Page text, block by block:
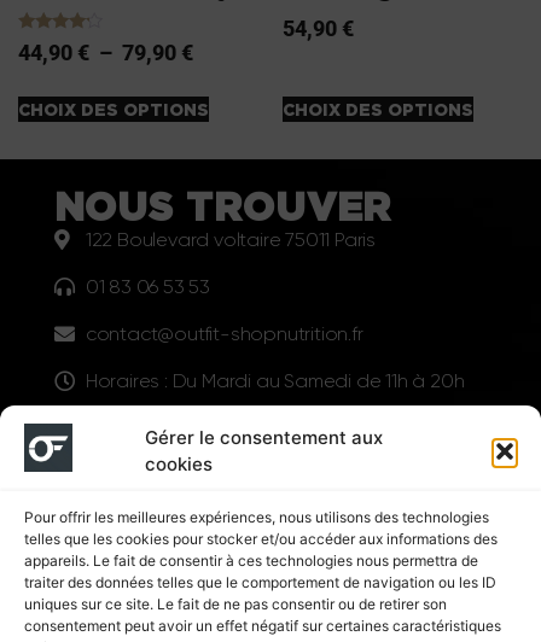
Gérer le consentement aux
cookies
Pour offrir les meilleures expériences, nous utilisons des technologies
telles que les cookies pour stocker et/ou accéder aux informations des
appareils. Le fait de consentir à ces technologies nous permettra de
traiter des données telles que le comportement de navigation ou les ID
uniques sur ce site. Le fait de ne pas consentir ou de retirer son
consentement peut avoir un effet négatif sur certaines caractéristiques
Note
4.00
44,90 € – 79,90 €
CHOIX DES OPTIONS
54,90 €
CHOIX DES OPTIONS
NOUS TROUVER
122 Boulevard voltaire 75011 Paris
01 83 06 53 53
contact@outfit-shopnutrition.fr
Horaires : Du Mardi au Samedi de 11h à 20h
LIENS UTILES